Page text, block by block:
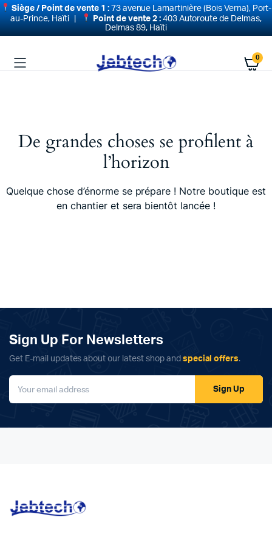
Siège / Point de vente 1 :73 avenue Lamartinière (Bois Verna), Port-
au-Prince, Haïti |
Point de vente 2 :403 Autoroute de Delmas,
Delmas 89, Haïti
0
De grandes choses se profilent à
l’horizon
Quelque chose d’énorme se prépare ! Notre boutique est
en chantier et sera bientôt lancée !
Sign Up For Newsletters
Get E-mail updates about our latest shop and special offers.
Sign Up